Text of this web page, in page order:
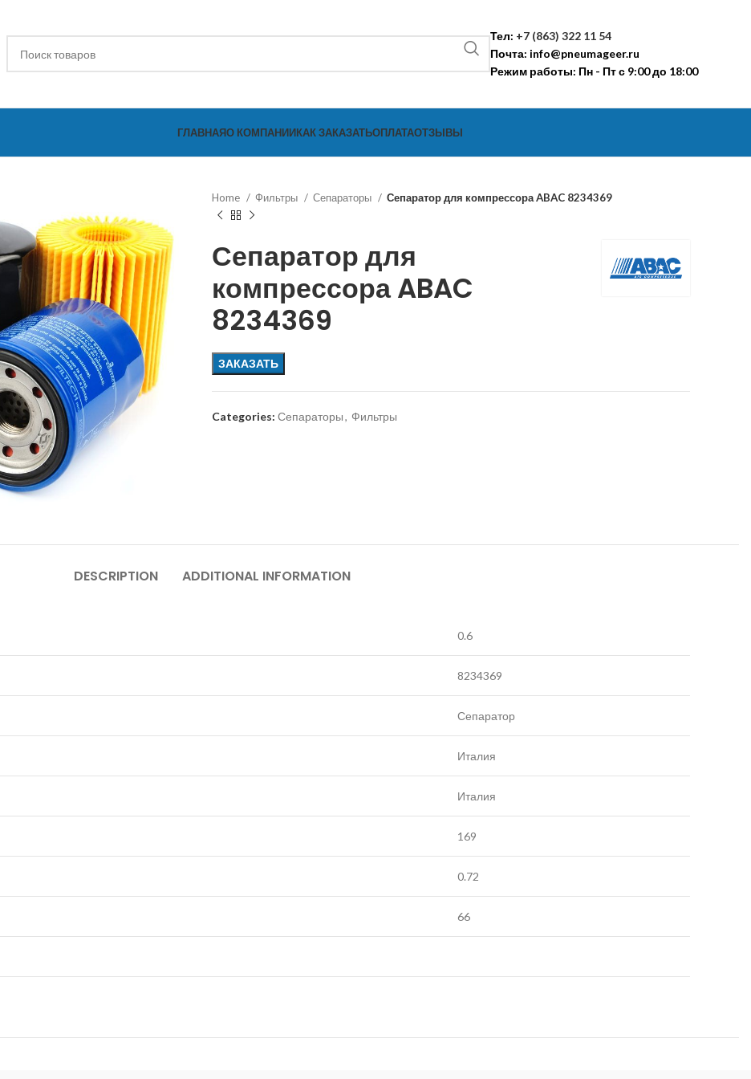
Тел: +7 (863) 322 11 54
Почта: info@pneumageer.ru
Режим работы: Пн - Пт с 9:00 до 18:00
ГЛАВНАЯО КОМПАНИИКАК ЗАКАЗАТЬОПЛАТАОТЗЫВЫ
Home Фильтры Сепараторы Сепаратор для компрессора ABAC 8234369
Сепаратор для
компрессора ABAC
8234369
ЗАКАЗАТЬ
Categories: Сепараторы, Фильтры
DESCRIPTION ADDITIONAL INFORMATION
0.6
8234369
Сепаратор
Италия
Италия
169
0.72
66